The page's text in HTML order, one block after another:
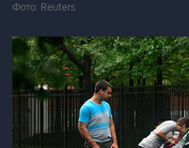
Фото: Reuters